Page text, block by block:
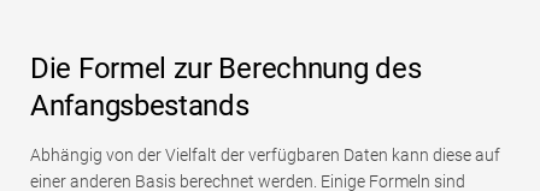
Die Formel zur Berechnung des
Anfangsbestands
Abhängig von der Vielfalt der verfügbaren Daten kann diese auf
einer anderen Basis berechnet werden. Einige Formeln sind